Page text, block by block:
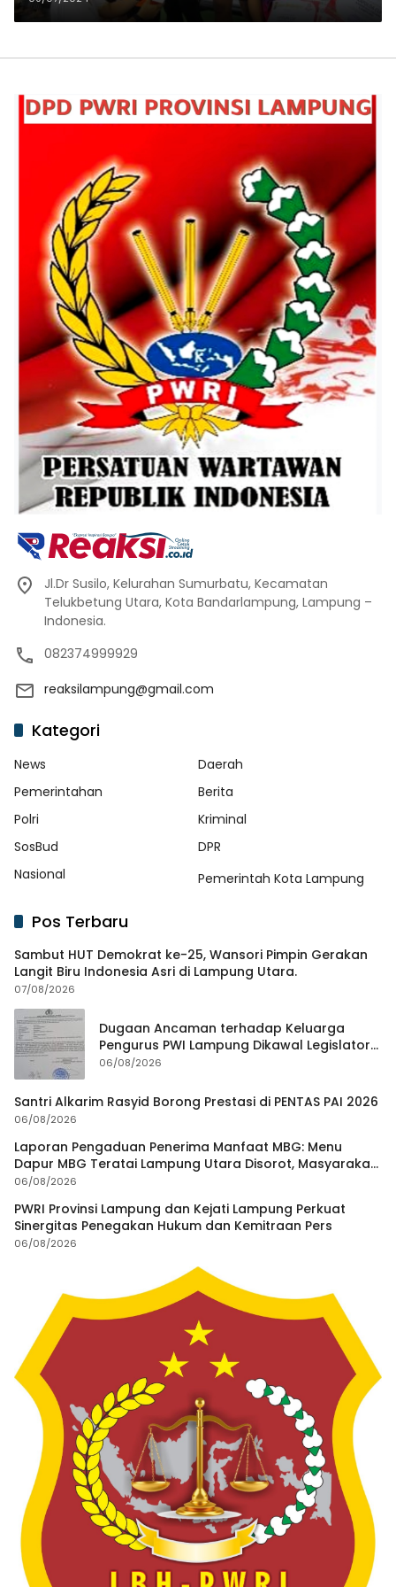
Juara 1 Beregu Instansi
Jl.Dr Susilo, Kelurahan Sumurbatu, Kecamatan
Telukbetung Utara, Kota Bandarlampung, Lampung –
Indonesia.
082374999929
reaksilampung@gmail.com
Kategori
News
Daerah
Pemerintahan
Berita
Polri
Kriminal
SosBud
DPR
Nasional
Pemerintah Kota Lampung
Pos Terbaru
Sambut HUT Demokrat ke-25, Wansori Pimpin Gerakan
Langit Biru Indonesia Asri di Lampung Utara.
07/08/2026
Dugaan Ancaman terhadap Keluarga
Pengurus PWI Lampung Dikawal Legislator
dan Jurnalis
06/08/2026
Santri Alkarim Rasyid Borong Prestasi di PENTAS PAI 2026
06/08/2026
Laporan Pengaduan Penerima Manfaat MBG: Menu
Dapur MBG Teratai Lampung Utara Disorot, Masyarakat
Minta Satgas Lakukan Investigasi
06/08/2026
PWRI Provinsi Lampung dan Kejati Lampung Perkuat
Sinergitas Penegakan Hukum dan Kemitraan Pers
06/08/2026